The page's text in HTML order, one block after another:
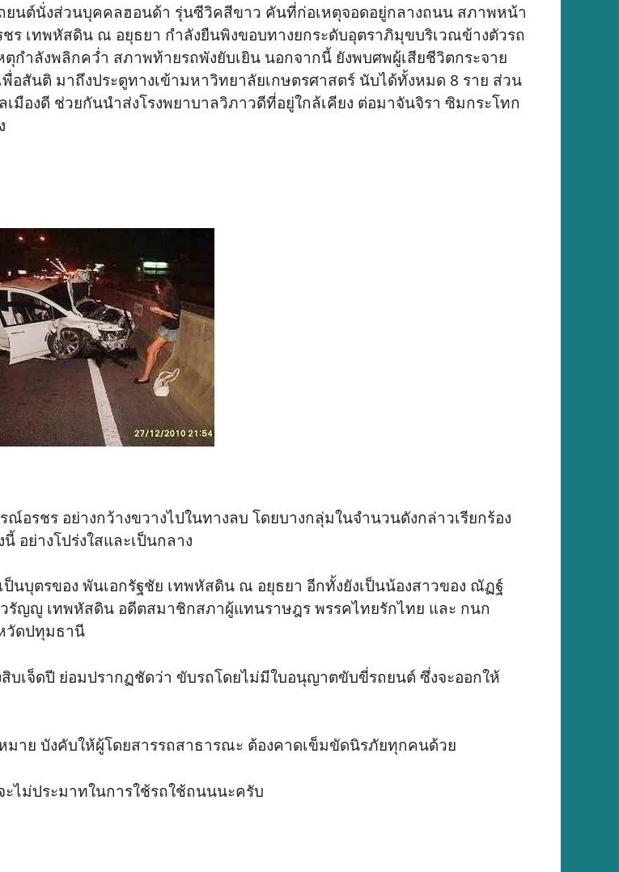
นต์นั่งส่วนบุคคลฮอนด้า รุ่นซีวิคสีขาว คันที่ก่อเหตุจอดอยู่กลางถนน สภาพหน้า
เทพหัสดิน ณ อยุธยา กำลังยืนพิงขอบทางยกระดับอุตราภิมุขบริเวณข้างตัวรถ
ำลังพลิกคว่ำ สภาพท้ายรถพังยับเยิน นอกจากนี้ ยังพบศพผู้เสียชีวิตกระจาย
สันติ มาถึงประตูทางเข้ามหาวิทยาลัยเกษตรศาสตร์ นับได้ทั้งหมด 8 ราย ส่วน
มืองดี ช่วยกันนำส่งโรงพยาบาลวิภาวดีที่อยู่ใกล้เคียง ต่อมาจันจิรา ซิมกระโทก
รชร อย่างกว้างขวางไปในทางลบ โดยบางกลุ่มในจำนวนดังกล่าวเรียกร้อง
อย่างโปร่งใสและเป็นกลาง
นบุตรของ พันเอกรัฐชัย เทพหัสดิน ณ อยุธยา อีกทั้งยังเป็นน้องสาวของ ณัฏฐ์
รัญญู เทพหัสดิน อดีตสมาชิกสภาผู้แทนราษฎร พรรคไทยรักไทย และ กนก
วัดปทุมธานี
บเจ็ดปี ย่อมปรากฏชัดว่า ขับรถโดยไม่มีใบอนุญาตขับขี่รถยนต์ ซึ่งจะออกให้
าย บังคับให้ผู้โดยสารรถสาธารณะ ต้องคาดเข็มขัดนิรภัยทุกคนด้วย
ไม่ประมาทในการใช้รถใช้ถนนนะครับ